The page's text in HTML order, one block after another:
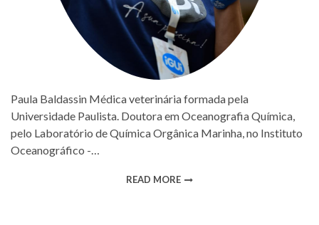
Paula Baldassin Médica veterinária formada pela
Universidade Paulista. Doutora em Oceanografia Química,
pelo Laboratório de Química Orgânica Marinha, no Instituto
Oceanográfico -…
READ MORE